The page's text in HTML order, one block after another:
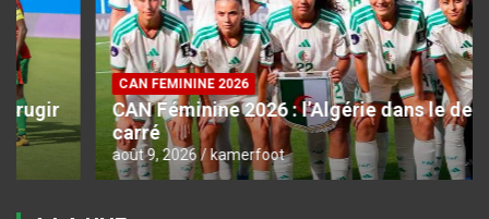
CAN FEMININE 2026
CAN Féminine 2026 : l’Algérie dans le dernier
carré
août 9, 2026 kamerfoot